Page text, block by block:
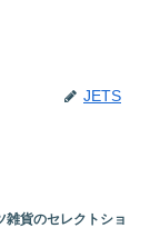
JETS
雑貨のセレクトショ